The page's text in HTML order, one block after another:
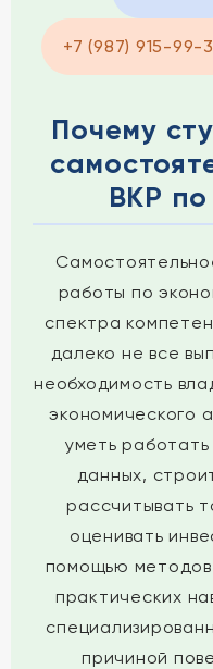
+7 (987) 915-99-
Почему
ВКР
работы по
спектра
далеко не все
необходимость
экономического
уметь
данных,
рассчитывать
оценивать
помощью методов
практических
причиной